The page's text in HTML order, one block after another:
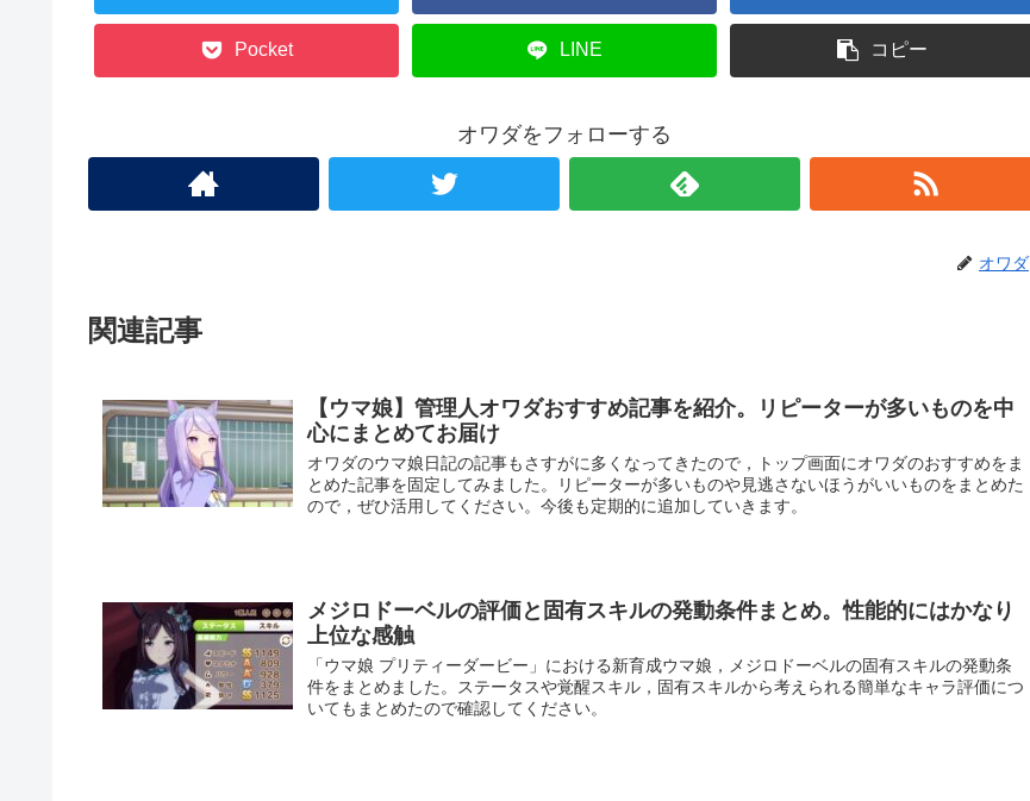
Pocket LINE コピー
オワダをフォローする
オワダ
関連記事
【ウマ娘】管理人オワダおすすめ記事を紹介。リピーターが多いものを中
心にまとめてお届け
オワダのウマ娘日記の記事もさすがに多くなってきたので，トップ画面にオワダのおすすめをま
とめた記事を固定してみました。リピーターが多いものや見逃さないほうがいいものをまとめた
ので，ぜひ活用してください。今後も定期的に追加していきます。
メジロドーベルの評価と固有スキルの発動条件まとめ。性能的にはかなり
上位な感触
「ウマ娘 プリティーダービー」における新育成ウマ娘，メジロドーベルの固有スキルの発動条
件をまとめました。ステータスや覚醒スキル，固有スキルから考えられる簡単なキャラ評価につ
いてもまとめたので確認してください。